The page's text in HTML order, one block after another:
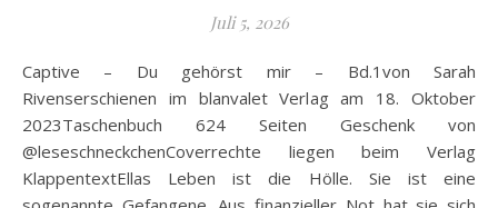
Juli 5, 2026
Captive – Du gehörst mir – Bd.1von Sarah
Rivenserschienen im blanvalet Verlag am 18. Oktober
2023Taschenbuch 624 Seiten Geschenk von
@leseschneckchenCoverrechte liegen beim Verlag
KlappentextEllas Leben ist die Hölle. Sie ist eine